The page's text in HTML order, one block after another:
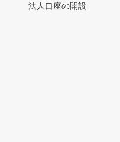
法人口座の開設